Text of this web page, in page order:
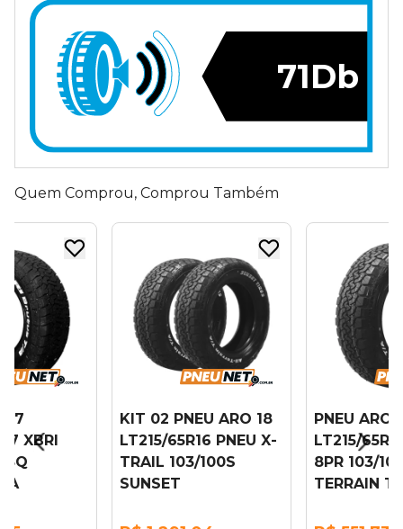
71Db
Quem Comprou, Comprou Também
17
XBRI
A
KIT 02 PNEU ARO 18
LT215/65R16 PNEU X-
TRAIL 103/100S
SUNSET
PNEU ARO
LT215/
8PR 103/
TERRAIN T/